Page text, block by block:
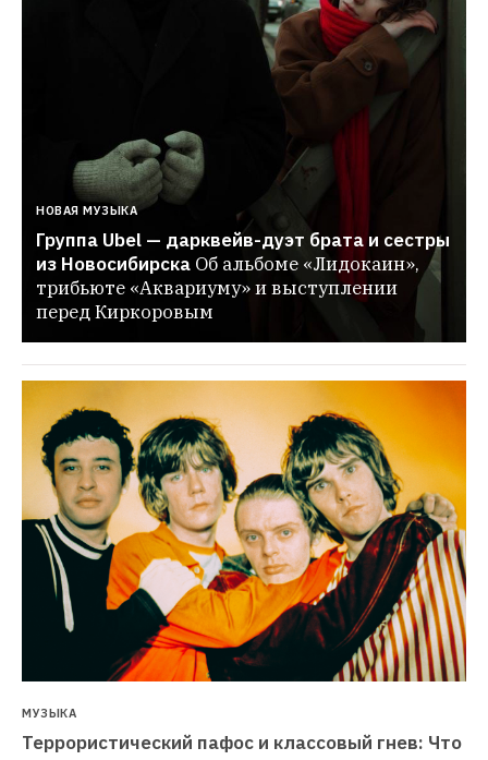
НОВАЯ МУЗЫКА
Группа Ubel — дарквейв-дуэт брата и сестры
из Новосибирска Об альбоме «Лидокаин»,
трибьюте «Аквариуму» и выступлении
перед Киркоровым
МУЗЫКА
Террористический пафос и классовый гнев: Что